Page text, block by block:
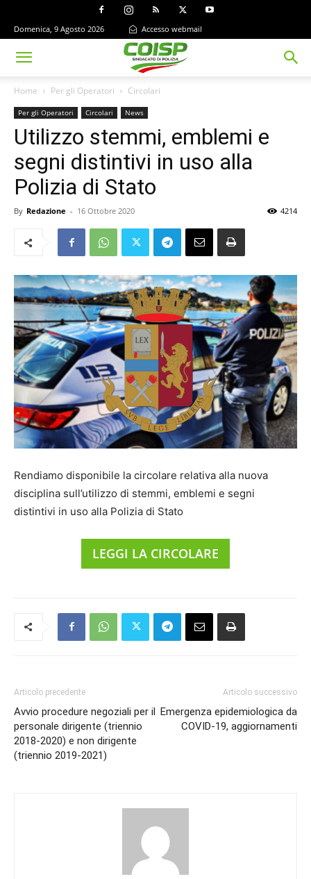
Domenica, 9 Agosto 2026 Accesso webmail
Home Per gli Operatori Circolari
Per gli Operatori Circolari News
Utilizzo stemmi, emblemi e
segni distintivi in uso alla
Polizia di Stato
By Redazione - 16 Ottobre 2020 4214
Rendiamo disponibile la circolare relativa alla nuova
disciplina sull’utilizzo di stemmi, emblemi e segni
distintivi in uso alla Polizia di Stato
LEGGI LA CIRCOLARE
Articolo precedente
Avvio procedure negoziali per il
personale dirigente (triennio
2018-2020) e non dirigente
(triennio 2019-2021)
Articolo successivo
Emergenza epidemiologica da
COVID-19, aggiornamenti